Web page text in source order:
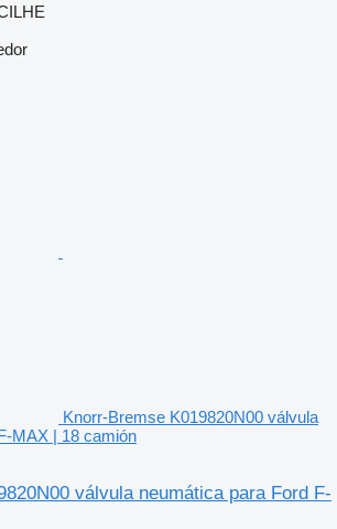
Knorr-Bremse K019820N00 válvula
MAX | 18 camión
válvula neumática para Ford F-